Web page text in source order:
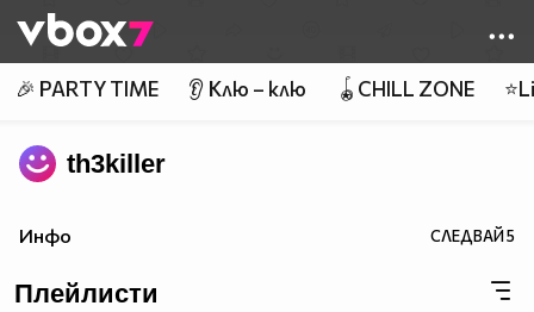
👾
🎉 PARTY TIME 👂 Клю – клю 🪀CHILL ZONE
th3killer
Инфо СЛЕДВАЙ5
Плейлисти